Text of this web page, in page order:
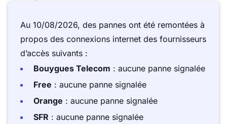
Au 10/08/2026, des pannes ont été remontées à
propos des connexions internet des fournisseurs
d’accès suivants :
Bouygues Telecom : aucune panne signalée
Free : aucune panne signalée
Orange : aucune panne signalée
SFR : aucune panne signalée